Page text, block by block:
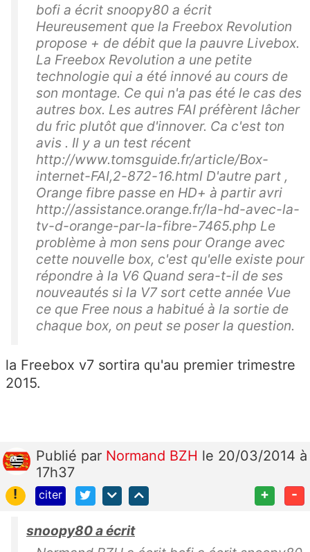
bofi a écrit snoopy80 a écrit
Heureusement que la Freebox Revolution
propose + de débit que la pauvre Livebox.
La Freebox Revolution a une petite
technologie qui a été innové au cours de
son montage. Ce qui n'a pas été le cas des
autres box. Les autres FAI préfèrent lâcher
du fric plutôt que d'innover. Ca c'est ton
avis . Il y a un test récent
http://www.tomsguide.fr/article/Box-
internet-FAI,2-872-16.html D'autre part ,
Orange fibre passe en HD+ à partir avri
http://assistance.orange.fr/la-hd-avec-la-
tv-d-orange-par-la-fibre-7465.php Le
problème à mon sens pour Orange avec
cette nouvelle box, c'est qu'elle existe pour
répondre à la V6 Quand sera-t-il de ses
nouveautés si la V7 sort cette année Vue
ce que Free nous a habitué à la sortie de
chaque box, on peut se poser la question.
la Freebox v7 sortira qu'au premier trimestre
2015.
Publié par Normand BZH le 20/03/2014 à
17h37
!
citer + -
snoopy80 a écrit